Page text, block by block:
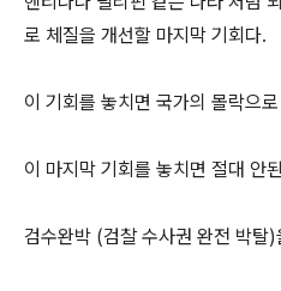
로 체질을 개선할 마지막 기회다.
이 기회를 놓치면 국가의 몰락으
이 마지막 기회를 놓치면 절대 안
검수완박 (검찰 수사권 완전 박탈